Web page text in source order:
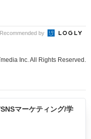
Recommended by
Inc. All Rights Reserved.
マーケティング/学